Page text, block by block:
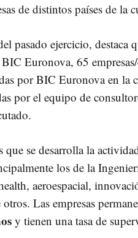
de distintos países de la
pasado ejercicio, destaca
BIC Euronova, 65
por BIC Euronova en la
por el equipo de
que se desarrolla la
los de la
aeroespacial,
Las empresas
y tienen una tasa de